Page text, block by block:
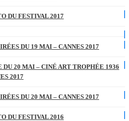
DU FESTIVAL 2017
DU 19 MAI – CANNES 2017
DU 20 MAI – CINÉ ART TROPHÉE 1936
2017
DU 20 MAI – CANNES 2017
DU FESTIVAL 2016